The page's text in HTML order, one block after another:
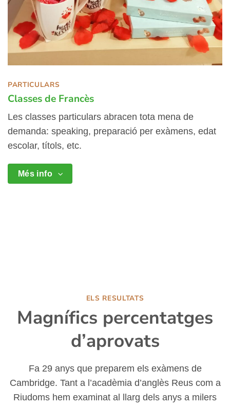
PARTICULARS
Classes de Francès
Les classes particulars abracen tota mena de
demanda: speaking, preparació per exàmens, edat
escolar, títols, etc.
Més info
ELS RESULTATS
Magnífics percentatges
d’aprovats
Fa 29 anys que preparem els exàmens de
Cambridge. Tant a l’acadèmia d’anglès Reus com a
Riudoms hem examinat al llarg dels anys a milers